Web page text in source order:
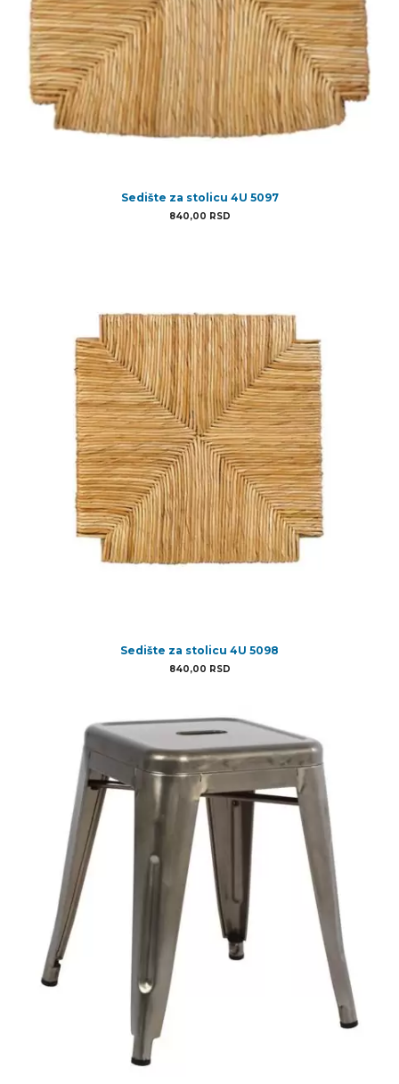
Sedište za stolicu 4U 5097
840,00 RSD
Sedište za stolicu 4U 5098
840,00 RSD